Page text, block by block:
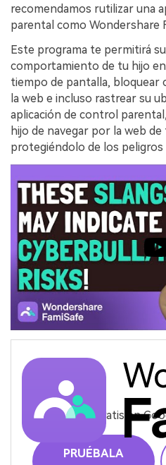
recomendamos rutilizar una
parental como Wondershare
Este programa te permitirá
comportamiento de tu hijo
tiempo de pantalla,
la web e incluso rastrear su
aplicación de control
hijo de navegar por la web
protegiéndolo de los
¡Pruébalo gratis en
PRUÉBALA